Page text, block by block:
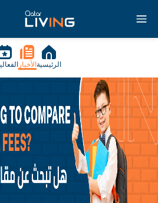
الرئيسية الأخبار